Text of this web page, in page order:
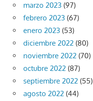
marzo 2023 (97)
febrero 2023 (67)
enero 2023 (53)
diciembre 2022 (80)
noviembre 2022 (70)
octubre 2022 (87)
septiembre 2022 (55)
agosto 2022 (44)